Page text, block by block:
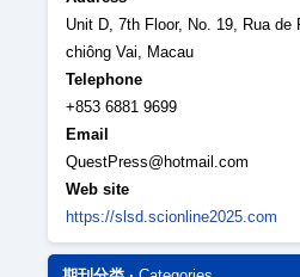
Unit D, 7th Floor, No. 19, Rua de
chiông Vai, Macau
Telephone
+853 6881 9699
Email
QuestPress@hotmail.com
Web site
https://slsd.scionline2025.com